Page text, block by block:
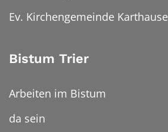
Ev. Kirchengemeinde Karthause
Bistum Trier
Arbeiten im Bistum
da sein